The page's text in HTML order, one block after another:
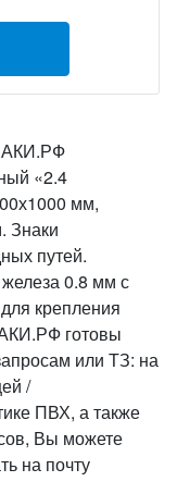
«2.4
мм,
Знаки
путей.
0.8 мм с
крепления
готовы
или ТЗ: на
/
ПВХ, а также
Вы можете
на почту